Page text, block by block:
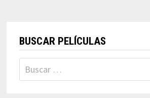
BUSCAR PELÍCULAS
Buscar: